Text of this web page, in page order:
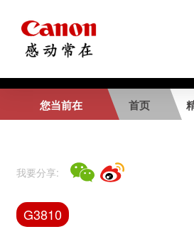
相关视频
您当前在 首页
我要分享:
G3810